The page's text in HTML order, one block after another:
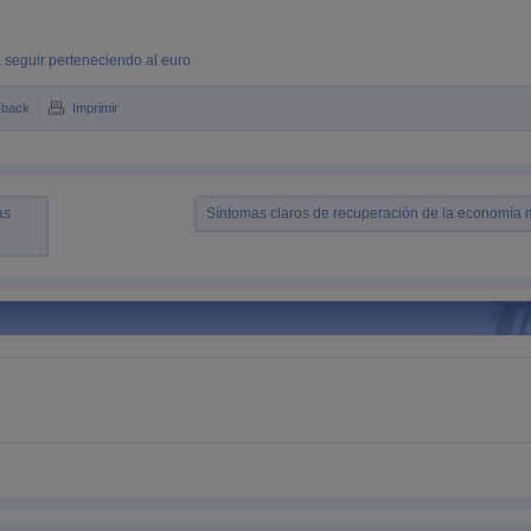
seguir perteneciendo al euro
Imprimir
Síntomas claros de recuperación de la economía